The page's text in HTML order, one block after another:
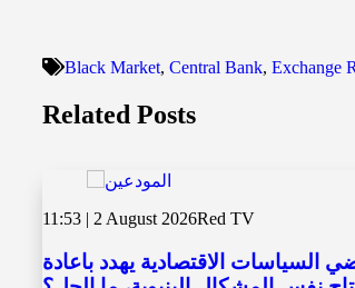
Black Market, Central Bank, Exchange
Related Posts
11:53 | 2 August 2026Red TV
السياسات الاقتصادية يهدد باعادة